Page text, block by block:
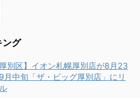
ング
厚別区】イオン札幌厚別店が8月23
月中旬「ザ・ビッグ厚別店」にリ